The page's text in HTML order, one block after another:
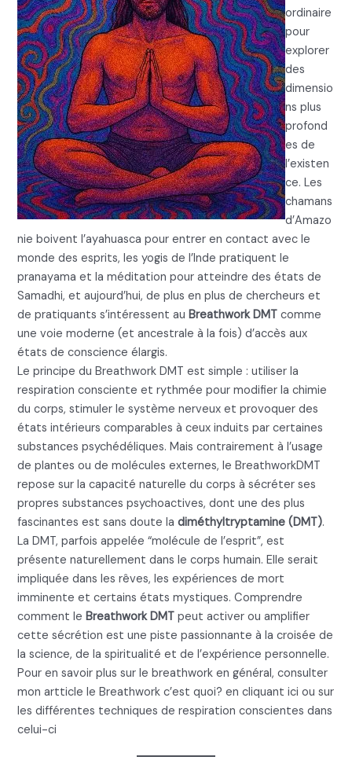
ordinaire
pour
explorer
des
dimensio
ns plus
profond
es de
l’existen
ce. Les
chamans
d’Amazo
nie boivent l’ayahuasca pour entrer en contact avec le
monde des esprits, les yogis de l’Inde pratiquent le
pranayama et la méditation pour atteindre des états de
Samadhi, et aujourd’hui, de plus en plus de chercheurs et
de pratiquants s’intéressent au Breathwork DMT comme
une voie moderne (et ancestrale à la fois) d’accès aux
états de conscience élargis.
Le principe du Breathwork DMT est simple : utiliser la
respiration consciente et rythmée pour modifier la chimie
du corps, stimuler le système nerveux et provoquer des
états intérieurs comparables à ceux induits par certaines
substances psychédéliques. Mais contrairement à l’usage
de plantes ou de molécules externes, le BreathworkDMT
repose sur la capacité naturelle du corps à sécréter ses
propres substances psychoactives, dont une des plus
fascinantes est sans doute ladiméthyltryptamine (DMT).
La DMT, parfois appelée “molécule de l’esprit”, est
présente naturellement dans le corps humain. Elle serait
impliquée dans les rêves, les expériences de mort
imminente et certains états mystiques. Comprendre
comment le Breathwork DMT peut activer ou amplifier
cette sécrétion est une piste passionnante à la croisée de
la science, de la spiritualité et de l’expérience personnelle.
Pour en savoir plus sur le breathwork en général, consulter
mon artticle le Breathwork c’est quoi? en cliquant ici ou sur
les différentes techniques de respiration conscientes dans
celui-ci